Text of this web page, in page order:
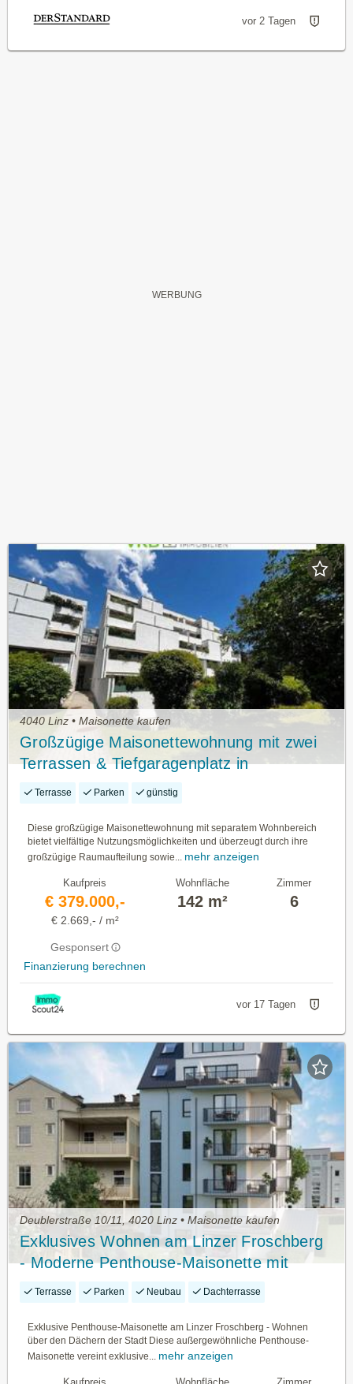
vor 2 Tagen
4040 Linz • Maisonette kaufen
Großzügige Maisonettewohnung mit zwei
Terrassen & Tiefgaragenplatz in
Sackgassenlage
Terrasse Parken günstig
Diese großzügige Maisonettewohnung mit separatem Wohnbereich
bietet vielfältige Nutzungsmöglichkeiten und überzeugt durch ihre
großzügige Raumaufteilung sowie... mehr anzeigen
Kaufpreis
€ 379.000,-
€ 2.669,- / m²
Gesponsert
Finanzierung berechnen
Wohnfläche
142 m²
Zimmer
6
vor 17 Tagen
Deublerstraße 10/11, 4020 Linz • Maisonette kaufen
Exklusives Wohnen am Linzer Froschberg
- Moderne Penthouse-Maisonette mit
Großzügiger Dachterrasse
Terrasse Parken Neubau Dachterrasse
Exklusive Penthouse-Maisonette am Linzer Froschberg - Wohnen
über den Dächern der Stadt Diese außergewöhnliche Penthouse-
Maisonette vereint exklusive...
mehr anzeigen